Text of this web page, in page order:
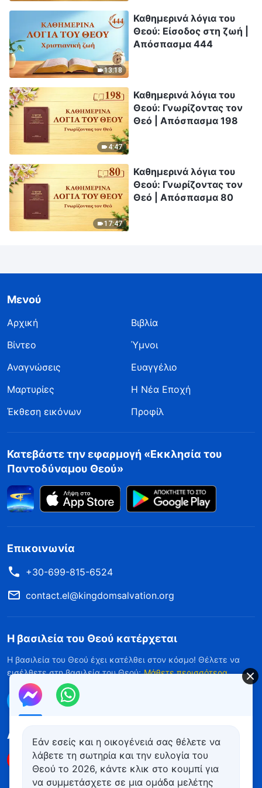
13:18
Καθημερινά λόγια του
Θεού: Είσοδος στη ζωή |
Απόσπασμα 444
4:47
Καθημερινά λόγια του
Θεού: Γνωρίζοντας τον
Θεό | Απόσπασμα 198
17:47
Καθημερινά λόγια του
Θεού: Γνωρίζοντας τον
Θεό | Απόσπασμα 80
Μενού
Αρχική
Βιβλία
Βίντεο
Ύμνοι
Αναγνώσεις
Ευαγγέλιο
Μαρτυρίες
Η Νέα Εποχή
Έκθεση εικόνων
Προφίλ
Κατεβάστε την εφαρμογή «Εκκλησία του
Παντοδύναμου Θεού»
Επικοινωνία
+30-699-815-6524
contact.el@kingdomsalvation.org
Η βασιλεία του Θεού κατέρχεται
Η βασιλεία του Θεού έχει κατέλθει στον κόσμο! Θέλετε να
εισέλθετε στη βασιλεία του Θεού; Μάθετε περισσότερα
Επικοινωνήστε μαζί μας μέσω Messenger
Ακολουθήστε μας
Εάν εσείς και η οικογένειά σας θέλετε να
λάβετε τη σωτηρία και την ευλογία του
Θεού το 2026, κάντε κλικ στο κουμπί για
να συμμετάσχετε σε μια ομάδα μελέτης